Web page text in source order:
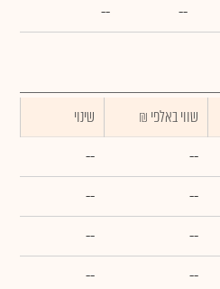
--
--
₪ שווי באלפי
שינוי
--
--
--
--
--
--
--
--